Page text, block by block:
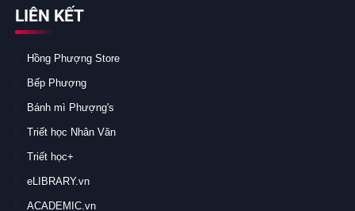
LIÊN KẾT
Hồng Phượng Store
Bếp Phượng
Bánh mì Phượng's
Triết học Nhân Văn
Triết học+
eLIBRARY.vn
ACADEMIC.vn